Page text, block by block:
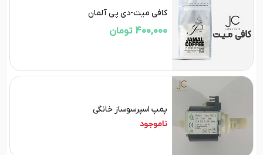
کافی میت-دی پی آلمان
400,000 تومان
پمپ اسپرسوساز خانگی
ناموجود